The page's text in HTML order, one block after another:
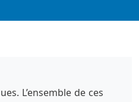
L’ensemble de ces